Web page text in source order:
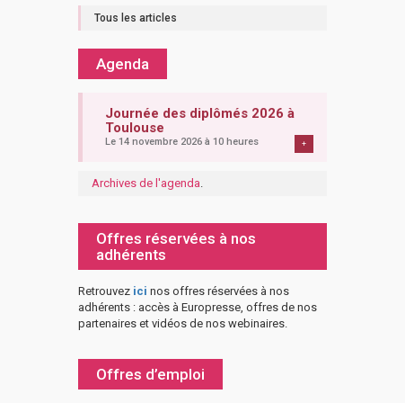
Tous les articles
Agenda
Journée des diplômés 2026 à
Toulouse
Le 14 novembre 2026 à 10 heures +
Archives de l'agenda.
Offres réservées à nos
adhérents
Retrouvez ici nos offres réservées à nos
adhérents : accès à Europresse, offres de nos
partenaires et vidéos de nos webinaires.
Offres d’emploi